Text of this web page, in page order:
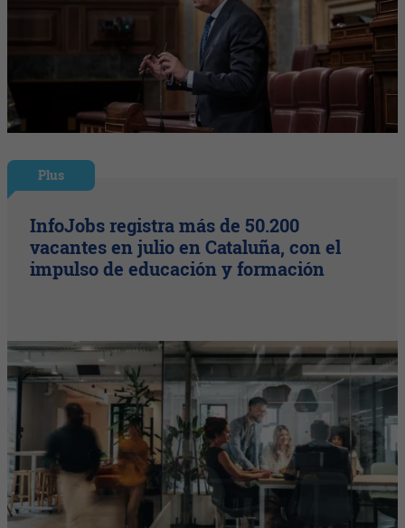
Plus
InfoJobs registra más de 50.200
vacantes en julio en Cataluña, con el
impulso de educación y formación